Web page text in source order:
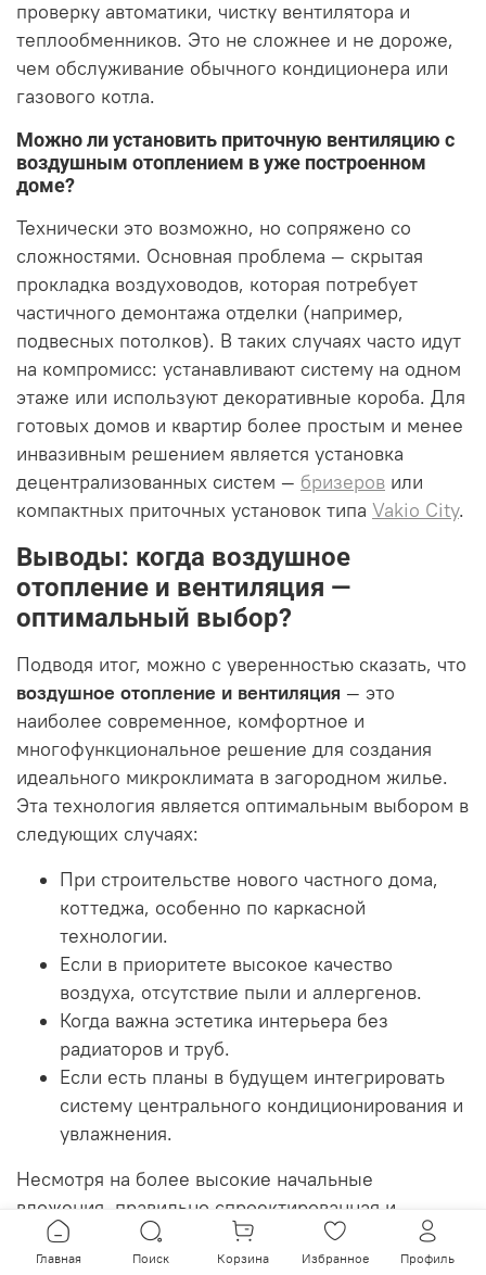
проверку автоматики, чистку вентилятора и
теплообменников. Это не сложнее и не дороже,
чем обслуживание обычного кондиционера или
газового котла.
Можно ли установить приточную вентиляцию с
воздушным отоплением в уже построенном
доме?
Технически это возможно, но сопряжено со
сложностями. Основная проблема — скрытая
прокладка воздуховодов, которая потребует
частичного демонтажа отделки (например,
подвесных потолков). В таких случаях часто идут
на компромисс: устанавливают систему на одном
этаже или используют декоративные короба. Для
готовых домов и квартир более простым и менее
инвазивным решением является установка
децентрализованных систем — бризеров или
компактных приточных установок типа Vakio City.
Выводы: когда воздушное
отопление и вентиляция —
оптимальный выбор?
Подводя итог, можно с уверенностью сказать, что
воздушное отопление и вентиляция — это
наиболее современное, комфортное и
многофункциональное решение для создания
идеального микроклимата в загородном жилье.
Эта технология является оптимальным выбором в
следующих случаях:
При строительстве нового частного дома,
коттеджа, особенно по каркасной
технологии.
Если в приоритете высокое качество
воздуха, отсутствие пыли и аллергенов.
Когда важна эстетика интерьера без
радиаторов и труб.
Если есть планы в будущем интегрировать
систему центрального кондиционирования и
увлажнения.
Несмотря на более высокие начальные
вложения, правильно спроектированная и
смонтированная
система вентиляции и
воздушного отопленияокупается за счет высокой
Главная Поиск Корзина Избранное Профиль